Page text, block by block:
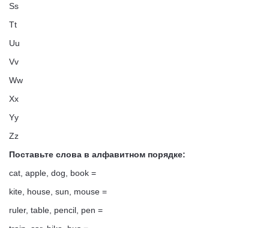
Ss
Tt
Uu
Vv
Ww
Xx
Yy
Zz
Поставьте слова в алфавитном порядке:
cat, apple, dog, book =
kite, house, sun, mouse =
ruler, table, pencil, pen =